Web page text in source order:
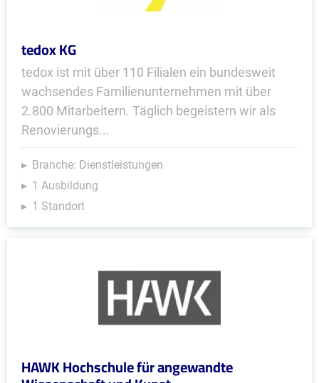
tedox KG
tedox ist mit über 110 Filialen ein bundesweit
wachsendes Familienunternehmen mit über
2.800 Mitarbeitern. Täglich begeistern wir als
Renovierungs...
Branche: Dienstleistungen
1 Ausbildung
1 Standort
HAWK Hochschule für angewandte